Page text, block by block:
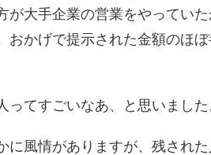
が大手企業の営業をやってい
おかげで提示された金額のほ
てすごいなあ、と思いました
風情がありますが、残され